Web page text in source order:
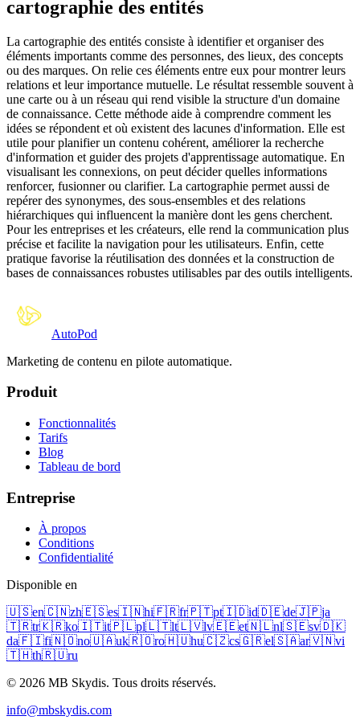
cartographie des entités
La cartographie des entités consiste à identifier et organiser des
éléments importants comme des personnes, des lieux, des concepts
ou des marques. On relie ces éléments entre eux pour montrer leurs
relations et leur importance mutuelle. Le résultat ressemble souvent à
une carte ou à un réseau qui rend visible la structure d'un domaine
de connaissance. Cette méthode aide à comprendre comment les
idées se répondent et où existent des lacunes d'information. Elle est
utile pour planifier un contenu cohérent, améliorer la recherche
d'information et guider des projets d'apprentissage automatique. En
visualisant les connexions, on peut décider quelles informations
renforcer, fusionner ou clarifier. La cartographie permet aussi de
repérer des synonymes, des sous-ensembles et des relations
hiérarchiques qui influencent la manière dont les gens cherchent.
Pour les entreprises et les créateurs, elle rend la communication plus
précise et facilite la navigation pour les utilisateurs. Enfin, cette
pratique favorise la réutilisation des données et la construction de
bases de connaissances robustes utilisables par des outils intelligents.
AutoPod
Marketing de contenu en pilote automatique.
Produit
Fonctionnalités
Tarifs
Blog
Tableau de bord
Entreprise
À propos
Conditions
Confidentialité
Disponible en
🇺🇸en🇨🇳zh🇪🇸es🇮🇳hi🇫🇷fr🇵🇹pt🇮🇩id🇩🇪de🇯🇵ja
🇹🇷tr🇰🇷ko🇮🇹it🇵🇱pl🇱🇹lt🇱🇻lv🇪🇪et🇳🇱nl🇸🇪sv🇩🇰
da🇫🇮fi🇳🇴no🇺🇦uk🇷🇴ro🇭🇺hu🇨🇿cs🇬🇷el🇸🇦ar🇻🇳vi
🇹🇭th🇷🇺ru
© 2026 MB Skydis. Tous droits réservés.
info@mbskydis.com